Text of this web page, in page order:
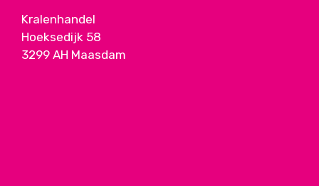
Kralenhandel
Hoeksedijk 58
3299 AH Maasdam